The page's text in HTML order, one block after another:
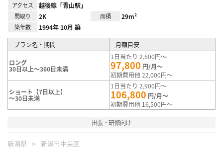
アクセス 越後線「青山駅」
間取り 2K 面積 29m²
築年数 1994年 10月 築
プラン名・期間 月額目安
ロング
30日以上～360日未満
1日当たり 2,600円～
97,800 円/月～
初期費用他 22,000円～
ショート【7日以上】
～30日未満
1日当たり 2,900円～
106,800 円/月～
初期費用他 16,500円～
出張・研修向け
新潟県 新潟市中央区